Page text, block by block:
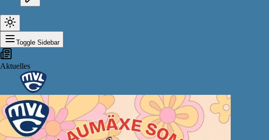
Toggle Sidebar
Aktuelles